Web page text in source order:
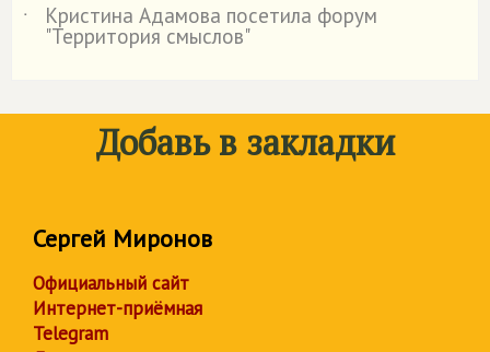
˙
Кристина Адамова посетила форум
"Территория смыслов"
Добавь в закладки
Сергей Миронов
Официальный сайт
Интернет-приёмная
Telegram